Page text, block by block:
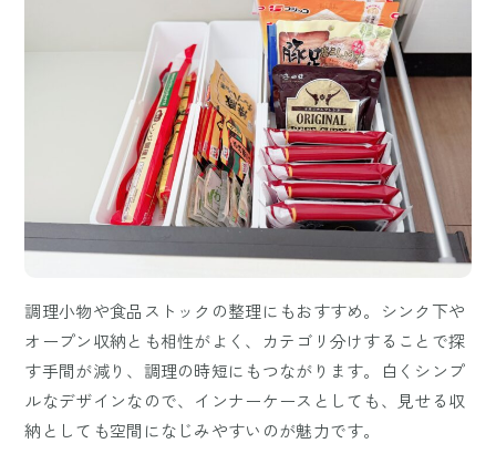
調理小物や食品ストックの整理にもおすすめ。シンク下や
オープン収納とも相性がよく、カテゴリ分けすることで探
す手間が減り、調理の時短にもつながります。白くシンプ
ルなデザインなので、インナーケースとしても、見せる収
納としても空間になじみやすいのが魅力です。